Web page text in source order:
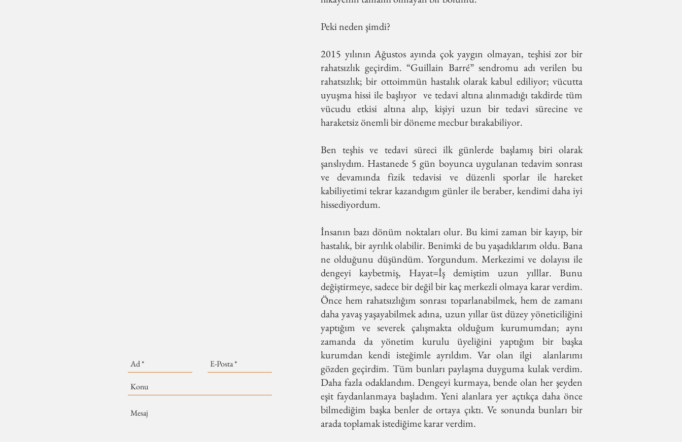
Peki neden şimdi?
2015 yılının Ağustos ayında çok yaygın olmayan, teşhisi zor bir
rahatsızlık geçirdim. “Guillain Barré” sendromu adı verilen bu
rahatsızlık; bir ottoimmün hastalık olarak kabul ediliyor; vücutta
uyuşma hissi ile başlıyor ve tedavi altına alınmadığı takdirde tüm
vücudu etkisi altına alıp, kişiyi uzun bir tedavi sürecine ve
haraketsiz önemli bir döneme mecbur bırakabiliyor.
Ben teşhis ve tedavi süreci ilk günlerde başlamış biri olarak
şanslıydım. Hastanede 5 gün boyunca uygulanan tedavim sonrası
ve devamında fizik tedavisi ve düzenli sporlar ile hareket
kabiliyetimi tekrar kazandıgım günler ile beraber, kendimi daha iyi
hissediyordum.
İnsanın bazı dönüm noktaları olur. Bu kimi zaman bir kayıp, bir
hastalık, bir ayrılık olabilir. Benimki de bu yaşadıklarım oldu. Bana
ne olduğunu düşündüm. Yorgundum. Merkezimi ve dolayısı ile
dengeyi kaybetmiş, Hayat=İş demiştim uzun yılllar. Bunu
değiştirmeye, sadece bir değil bir kaç merkezli olmaya karar verdim.
Önce hem rahatsızlığım sonrası toparlanabilmek, hem de zamanı
daha yavaş yaşayabilmek adına, uzun yıllar üst düzey yöneticiliğini
yaptığım ve severek çalışmakta olduğum kurumumdan; aynı
zamanda da yönetim kurulu üyeliğini yaptığım bir başka
kurumdan kendi isteğimle ayrıldım. Var olan ilgi alanlarımı
gözden geçirdim. Tüm bunları paylaşma duyguma kulak verdim.
Daha fazla odaklandım. Dengeyi kurmaya, bende olan her şeyden
eşit faydanlanmaya başladım. Yeni alanlara yer açtıkça daha önce
bilmediğim başka benler de ortaya çıktı. Ve sonunda bunları bir
arada toplamak istediğime karar verdim.